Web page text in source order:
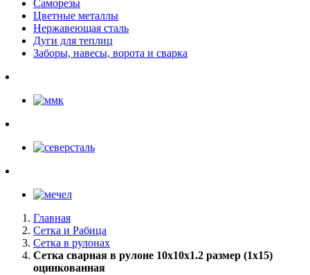
Саморезы
Цветные металлы
Нержавеющая сталь
Дуги для теплиц
Заборы, навесы, ворота и сварка
Главная
Сетка и Рабица
Сетка в рулонах
Сетка сварная в рулоне 10х10х1.2 размер (1х15)
оцинкованная